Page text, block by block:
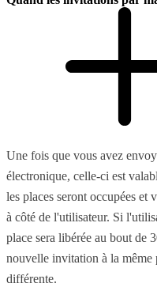
Une fois que vous avez
électronique, celle-ci est
les places seront occupées et
à côté de l'utilisateur. Si
place sera libérée au bout de
nouvelle invitation à la même
différente.